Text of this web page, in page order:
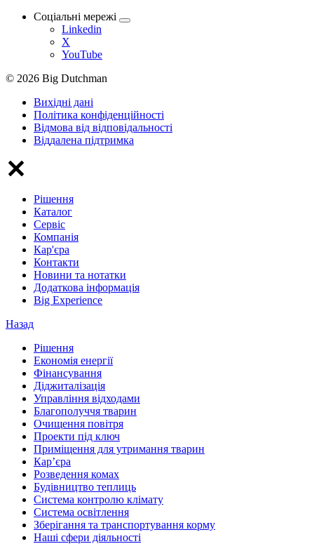
Соціальні мережі
Linkedin
X
YouTube
© 2026 Big Dutchman
Вихідні дані
Політика конфіденційності
Відмова від відповідальності
Віддалена підтримка
Рішення
Каталог
Сервіс
Компанія
Кар'єра
Контакти
Новини та нотатки
Додаткова інформація
Big Experience
Назад
Рішення
Економія енергії
Фінансування
Діджиталізація
Управління відходами
Благополуччя тварин
Очищення повітря
Проекти під ключ
Приміщення для утримання тварин
Кар’єра
Розведення комах
Будівництво теплиць
Система контролю клімату
Система освітлення
Зберігання та транспортування корму
Наші сфери діяльності